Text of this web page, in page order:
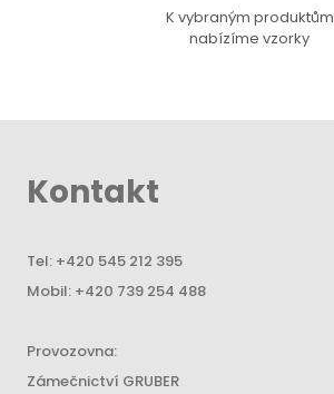
K vybraným produktům
nabízíme vzorky
Kontakt
Tel: +420 545 212 395
Mobil: +420 739 254 488
Provozovna:
Zámečnictví GRUBER